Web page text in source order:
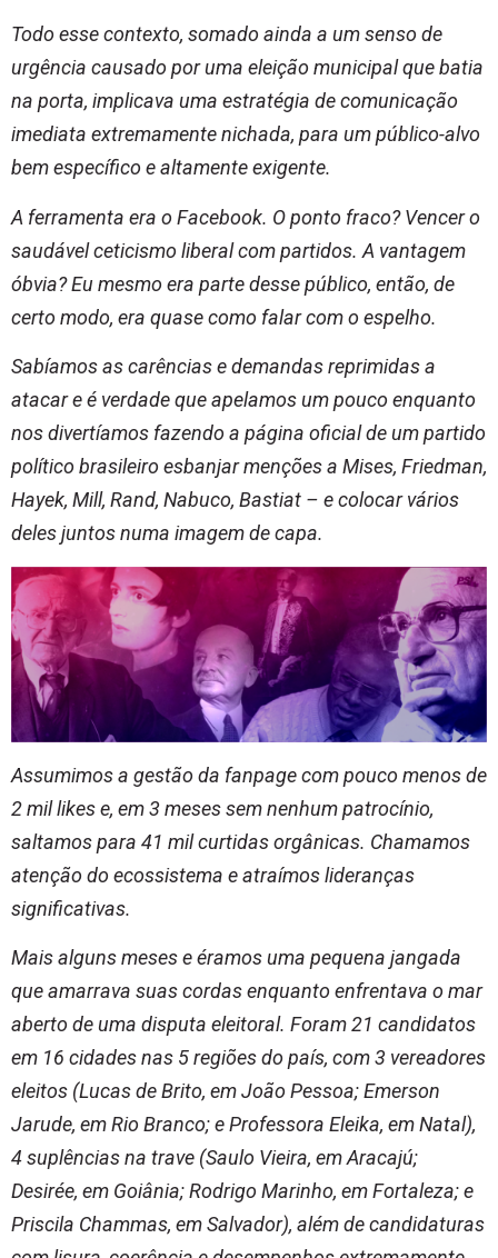
Todo esse contexto, somado ainda a um senso de
urgência causado por uma eleição municipal que batia
na porta, implicava uma estratégia de comunicação
imediata extremamente nichada, para um público-alvo
bem específico e altamente exigente.
A ferramenta era o Facebook. O ponto fraco? Vencer o
saudável ceticismo liberal com partidos. A vantagem
óbvia? Eu mesmo era parte desse público, então, de
certo modo, era quase como falar com o espelho.
Sabíamos as carências e demandas reprimidas a
atacar e é verdade que apelamos um pouco enquanto
nos divertíamos fazendo a página oficial de um partido
político brasileiro esbanjar menções a Mises, Friedman,
Hayek, Mill, Rand, Nabuco, Bastiat – e colocar vários
deles juntos numa imagem de capa.
Assumimos a gestão da fanpage com pouco menos de
2 mil likes e, em 3 meses sem nenhum patrocínio,
saltamos para 41 mil curtidas orgânicas. Chamamos
atenção do ecossistema e atraímos lideranças
significativas.
Mais alguns meses e éramos uma pequena jangada
que amarrava suas cordas enquanto enfrentava o mar
aberto de uma disputa eleitoral. Foram 21 candidatos
em 16 cidades nas 5 regiões do país, com 3 vereadores
eleitos (Lucas de Brito, em João Pessoa; Emerson
Jarude, em Rio Branco; e Professora Eleika, em Natal),
4 suplências na trave (Saulo Vieira, em Aracajú;
Desirée, em Goiânia; Rodrigo Marinho, em Fortaleza; e
Priscila Chammas, em Salvador), além de candidaturas